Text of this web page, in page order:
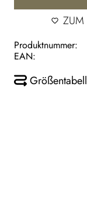
ZUM
Produktnummer:
EAN: